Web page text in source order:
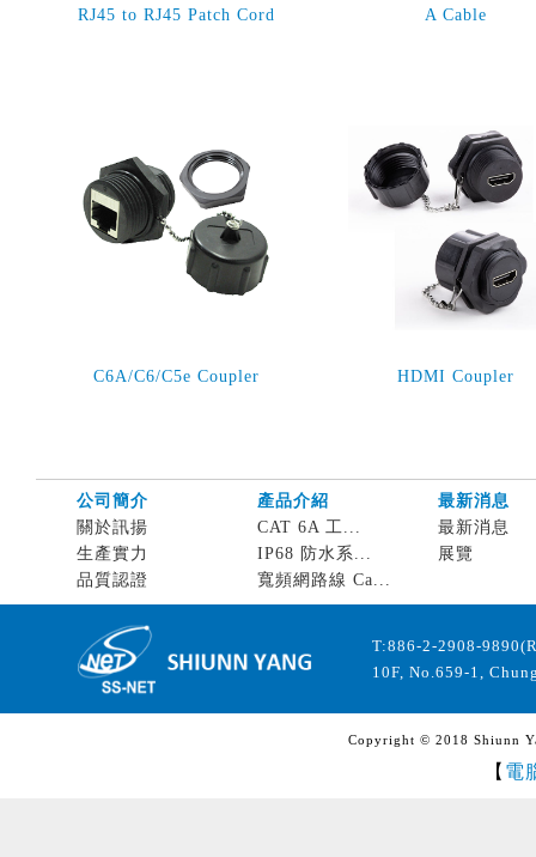
RJ45 to RJ45 Patch Cord
A Cable
C6A/C6/C5e Coupler HDMI Coupler
公司簡介 產品介紹
最新消息
關於訊揚
生產實力
品質認證
CAT 6A 工...
IP68 防水系...
寬頻網路線 Ca...
最新消息
展覽
T:886-2-2908-
10F, No.659-1,
Copyright © 2018 Shiunn
【 電